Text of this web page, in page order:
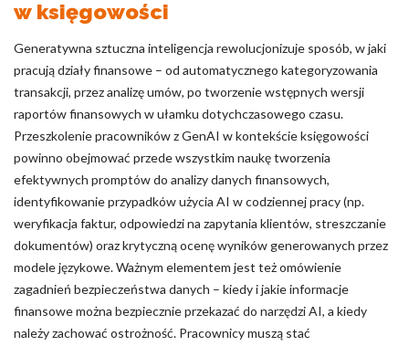
w księgowości
Generatywna sztuczna inteligencja rewolucjonizuje sposób, w jaki
pracują działy finansowe – od automatycznego kategoryzowania
transakcji, przez analizę umów, po tworzenie wstępnych wersji
raportów finansowych w ułamku dotychczasowego czasu.
Przeszkolenie pracowników z GenAI w kontekście księgowości
powinno obejmować przede wszystkim naukę tworzenia
efektywnych promptów do analizy danych finansowych,
identyfikowanie przypadków użycia AI w codziennej pracy (np.
weryfikacja faktur, odpowiedzi na zapytania klientów, streszczanie
dokumentów) oraz krytyczną ocenę wyników generowanych przez
modele językowe. Ważnym elementem jest też omówienie
zagadnień bezpieczeństwa danych – kiedy i jakie informacje
finansowe można bezpiecznie przekazać do narzędzi AI, a kiedy
należy zachować ostrożność. Pracownicy muszą stać